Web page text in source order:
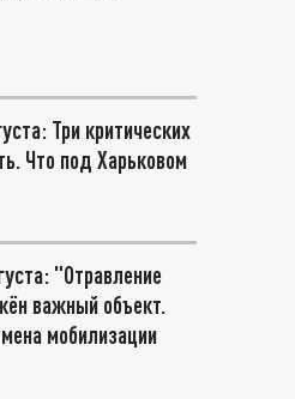
Три критических
Что под Харьковом
"Отравление
важный объект.
мобилизации